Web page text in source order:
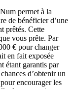
permet à la
de bénéficier d’une
prêtés. Cette
vous prête. Par
€ pour changer
en fait exposée
étant garantis par
d’obtenir un
encourager les